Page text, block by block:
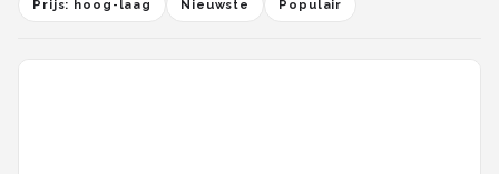
Prijs: hoog-laag Nieuwste Populair